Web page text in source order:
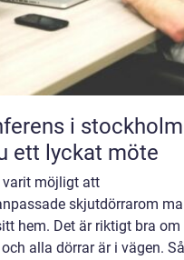
i stockholm så
ett lyckat möte
varit möjligt att
skjutdörrarom
hem. Det är riktigt bra om
alla dörrar är i vägen.